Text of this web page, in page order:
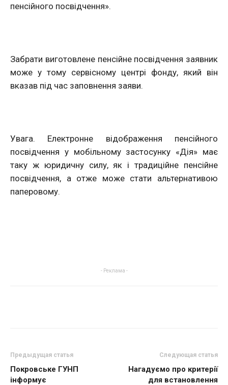
пенсійного посвідчення».
Забрати виготовлене пенсійне посвідчення заявник
може у тому сервісному центрі фонду, який він
вказав під час заповнення заяви.
Увага. Електронне відображення пенсійного
посвідчення у мобільному застосунку «Дія» має
таку ж юридичну силу, як і традиційне пенсійне
посвідчення, а отже може стати альтернативою
паперовому.
- Реклама -
Предыдущая статья
Покровське ГУНП
інформує
Следующая статья
Нагадуємо про критерії
для встановлення